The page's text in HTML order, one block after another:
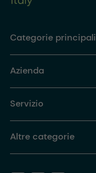
Categorie principali
Azienda
Servizio
Altre categorie